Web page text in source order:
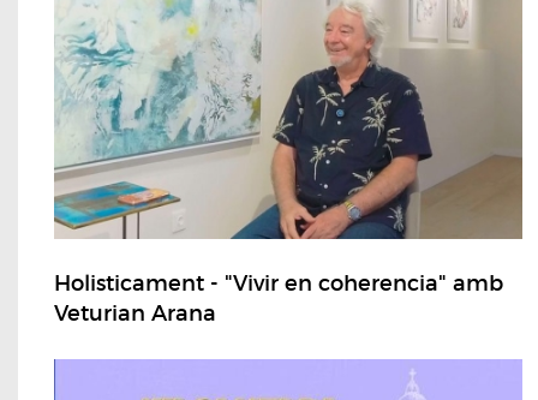
Holisticament - "Vivir en coherencia" amb
Veturian Arana